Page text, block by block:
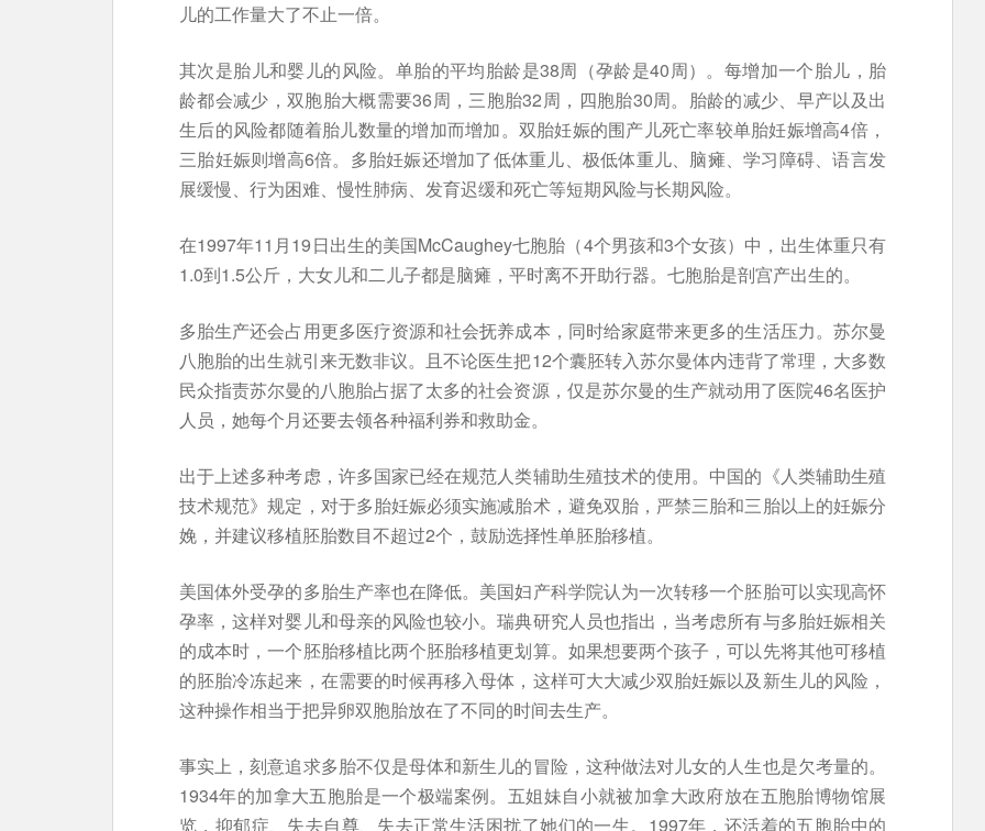
儿的工作量大了不止一倍。
其次是胎儿和婴儿的风险。单胎的平均胎龄是38周（孕龄是40周）。每增加一个胎儿，胎
龄都会减少，双胞胎大概需要36周，三胞胎32周，四胞胎30周。胎龄的减少、早产以及出
生后的风险都随着胎儿数量的增加而增加。双胎妊娠的围产儿死亡率较单胎妊娠增高4倍，
三胎妊娠则增高6倍。多胎妊娠还增加了低体重儿、极低体重儿、脑瘫、学习障碍、语言发
展缓慢、行为困难、慢性肺病、发育迟缓和死亡等短期风险与长期风险。
在1997年11月19日出生的美国McCaughey七胞胎（4个男孩和3个女孩）中，出生体重只有
1.0到1.5公斤，大女儿和二儿子都是脑瘫，平时离不开助行器。七胞胎是剖宫产出生的。
多胎生产还会占用更多医疗资源和社会抚养成本，同时给家庭带来更多的生活压力。苏尔曼
八胞胎的出生就引来无数非议。且不论医生把12个囊胚转入苏尔曼体内违背了常理，大多数
民众指责苏尔曼的八胞胎占据了太多的社会资源，仅是苏尔曼的生产就动用了医院46名医护
人员，她每个月还要去领各种福利券和救助金。
出于上述多种考虑，许多国家已经在规范人类辅助生殖技术的使用。中国的《人类辅助生殖
技术规范》规定，对于多胎妊娠必须实施减胎术，避免双胎，严禁三胎和三胎以上的妊娠分
娩，并建议移植胚胎数目不超过2个，鼓励选择性单胚胎移植。
美国体外受孕的多胎生产率也在降低。美国妇产科学院认为一次转移一个胚胎可以实现高怀
孕率，这样对婴儿和母亲的风险也较小。瑞典研究人员也指出，当考虑所有与多胎妊娠相关
的成本时，一个胚胎移植比两个胚胎移植更划算。如果想要两个孩子，可以先将其他可移植
的胚胎冷冻起来，在需要的时候再移入母体，这样可大大减少双胎妊娠以及新生儿的风险，
这种操作相当于把异卵双胞胎放在了不同的时间去生产。
事实上，刻意追求多胎不仅是母体和新生儿的冒险，这种做法对儿女的人生也是欠考量的。
1934年的加拿大五胞胎是一个极端案例。五姐妹自小就被加拿大政府放在五胞胎博物馆展
览，抑郁症、失去自尊、失去正常生活困扰了她们的一生。1997年，还活着的五胞胎中的